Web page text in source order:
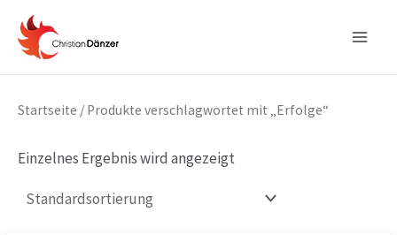
Inhalt
springen
Startseite / Produkte verschlagwortet mit „Erfolge“
Einzelnes Ergebnis wird angezeigt